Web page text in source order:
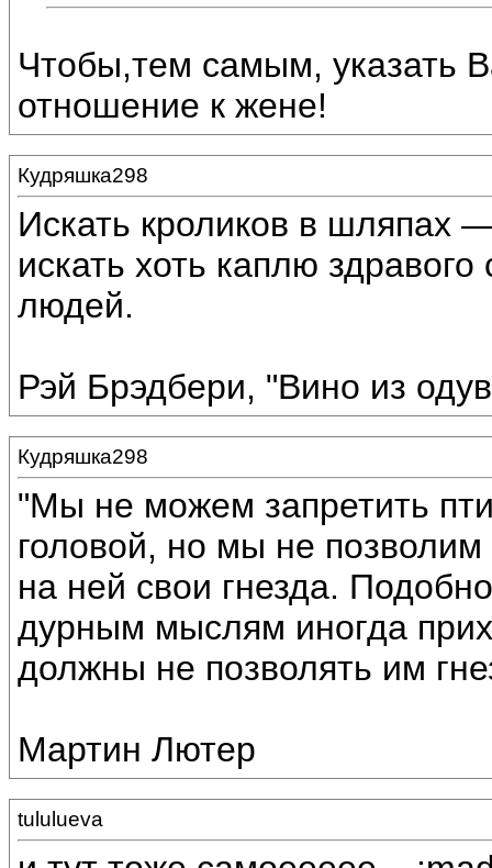
Чтобы,тем самым, указать
отношение к жене!
Кудряшка298
Искать кроликов в шляпах
искать хоть каплю
людей.
Рэй Брэдбери, "Вино из
Кудряшка298
"Мы не можем запретить
головой, но мы не
на ней свои гнезда.
дурным мыслям иногда
должны не позволять им
Мартин Лютер
tululueva